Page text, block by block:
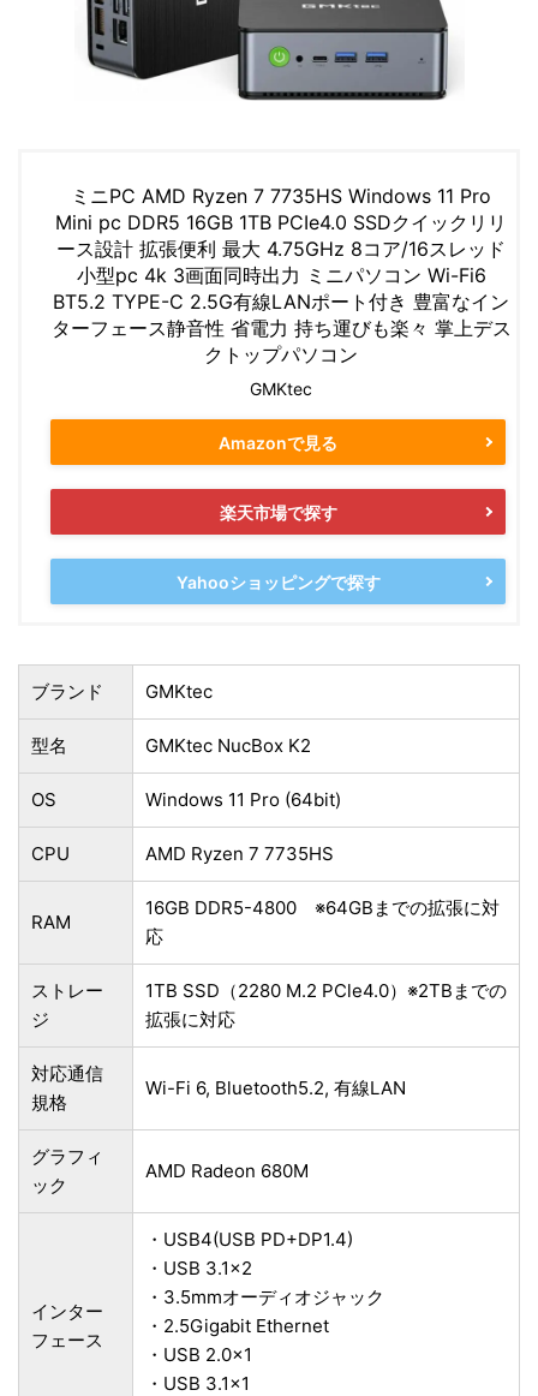
ミニPC AMD Ryzen 7 7735HS Windows 11 Pro
Mini pc DDR5 16GB 1TB PCIe4.0 SSDクイックリリ
ース設計 拡張便利 最大 4.75GHz 8コア/16スレッド
小型pc 4k 3画面同時出力 ミニパソコン Wi-Fi6
BT5.2 TYPE-C 2.5G有線LANポート付き 豊富なイン
ターフェース静音性 省電力 持ち運びも楽々 掌上デス
クトップパソコン
GMKtec
Amazonで見る
楽天市場で探す
Yahooショッピングで探す
ブランド GMKtec
型名 GMKtec NucBox K2
OS Windows 11 Pro (64bit)
CPU AMD Ryzen 7 7735HS
RAM
16GB DDR5-4800 ※64GBまでの拡張に対
応
ストレー
ジ
1TB SSD（2280 M.2 PCle4.0）※2TBまでの
拡張に対応
対応通信
規格
Wi-Fi 6, Bluetooth5.2, 有線LAN
グラフィ
ック
AMD Radeon 680M
インター
フェース
・USB4(USB PD+DP1.4)
・USB 3.1×2
・3.5mmオーディオジャック
・2.5Gigabit Ethernet
・USB 2.0×1
・USB 3.1×1